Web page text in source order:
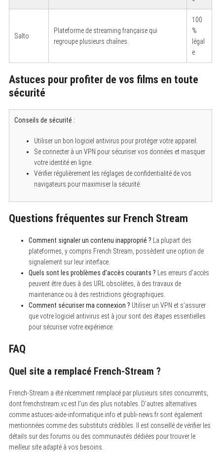
Salto
Plateforme de streaming française qui
regroupe plusieurs chaînes.
100
%
légal
e
Astuces pour profiter de vos films en toute
sécurité
Conseils de sécurité :
Utiliser un bon logiciel antivirus pour protéger votre appareil.
Se connecter à un VPN pour sécuriser vos données et masquer
votre identité en ligne.
Vérifier régulièrement les réglages de confidentialité de vos
navigateurs pour maximiser la sécurité.
Questions fréquentes sur French Stream
Comment signaler un contenu inapproprié ? La plupart des
plateformes, y compris French Stream, possèdent une option de
signalement sur leur interface.
Quels sont les problèmes d’accès courants ? Les erreurs d’accès
peuvent être dues à des URL obsolètes, à des travaux de
maintenance ou à des restrictions géographiques.
Comment sécuriser ma connexion ? Utiliser un VPN et s’assurer
que votre logiciel antivirus est à jour sont des étapes essentielles
pour sécuriser votre expérience.
FAQ
Quel site a remplacé French-Stream ?
French-Stream a été récemment remplacé par plusieurs sites concurrents,
dont frenchstream.vc est l’un des plus notables. D’autres alternatives
comme astuces-aide-informatique.info et publi-news.fr sont également
mentionnées comme des substituts crédibles. Il est conseillé de vérifier les
détails sur des forums ou des communautés dédiées pour trouver le
meilleur site adapté à vos besoins.